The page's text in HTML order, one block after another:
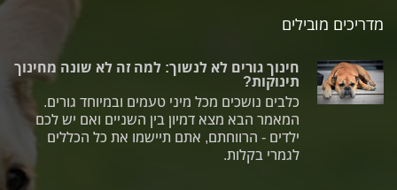
מדריכים מובילים
חינוך גורים לא לנשוך: למה זה לא שונה מחינוך
תינוקות?
כלבים נושכים מכל מיני טעמים ובמיוחד גורים.
המאמר הבא מצא דמיון בין השניים ואם יש לכם
ילדים - הרווחתם, אתם תיישמו את כל הכללים
לגמרי בקלות.